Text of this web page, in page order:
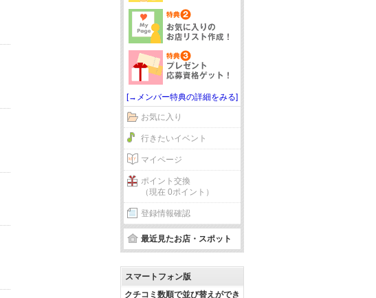
[→メンバー特典の詳細をみる]
お気に入り
行きたいイベント
マイページ
ポイント交換
（現在 0ポイント）
登録情報確認
最近見たお店・スポット
スマートフォン版
クチコミ数順で並び替えができ